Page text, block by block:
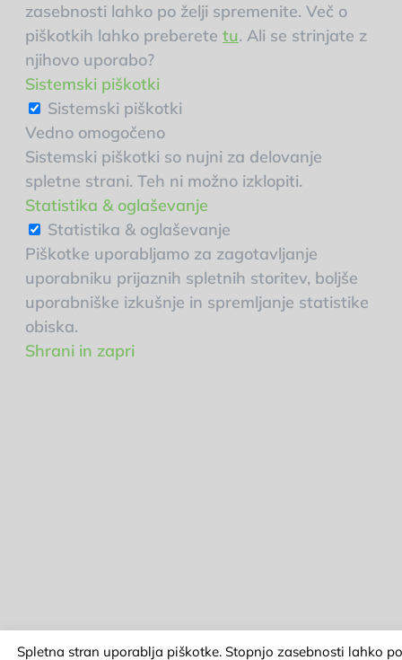
Spletna stran uporablja piškotke. Stopnjo zasebnosti lahko
zasebnosti lahko po želji spremenite. Več o
piškotkih lahko preberete tu. Ali se strinjate z
njihovo uporabo?
Sistemski piškotki
Sistemski piškotki
Vedno omogočeno
Sistemski piškotki so nujni za delovanje
spletne strani. Teh ni možno izklopiti.
Statistika & oglaševanje
Statistika & oglaševanje
Piškotke uporabljamo za zagotavljanje
uporabniku prijaznih spletnih storitev, boljše
uporabniške izkušnje in spremljanje statistike
obiska.
Shrani in zapri